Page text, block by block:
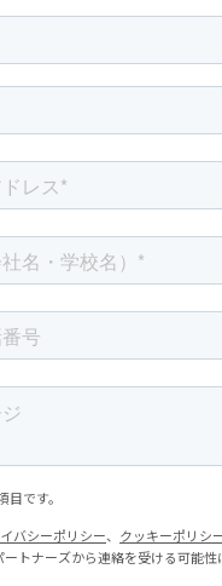
米国マーケティングトレンド
レンドが変わる？AR広告
クで行われたMetaのプレスイ
でMeta社はFacebookと
していると発表しました[1]。
後本 […]